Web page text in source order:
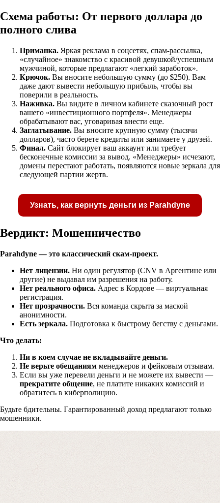
Схема работы: От первого доллара до
полного слива
Приманка. Яркая реклама в соцсетях, спам-рассылка,
«случайное» знакомство с красивой девушкой/успешным
мужчиной, которые предлагают «легкий заработок».
Крючок. Вы вносите небольшую сумму (до $250). Вам
даже дают вывести небольшую прибыль, чтобы вы
поверили в реальность.
Наживка. Вы видите в личном кабинете сказочный рост
вашего «инвестиционного портфеля». Менеджеры
обрабатывают вас, уговаривая внести еще.
Заглатывание. Вы вносите крупную сумму (тысячи
долларов), часто берете кредиты или занимаете у друзей.
Финал. Сайт блокирует ваш аккаунт или требует
бесконечные комиссии за вывод. «Менеджеры» исчезают,
домены перестают работать, появляются новые зеркала для
следующей партии жертв.
Узнать, как вернуть деньги из Parahdyne
Получите бесплатную консультацию по
средств
Форма для пострадавших инвесторов
Вердикт: Мошенничество
Parahdyne — это классический скам-проект.
Нет лицензии. Ни один регулятор (CNV в Аргентине или
другие) не выдавал им разрешения на работу.
Нет реального офиса. Адрес в Кордове — виртуальная
регистрация.
Нет прозрачности. Вся команда скрыта за маской
анонимности.
Есть зеркала. Подготовка к быстрому бегству с деньгами.
Что делать:
Ни в коем случае не вкладывайте деньги.
Не верьте обещаниям менеджеров и фейковым отзывам.
Если вы уже перевели деньги и не можете их вывести —
прекратите общение, не платите никаких комиссий и
обратитесь в киберполицию.
Будьте бдительны. Гарантированный доход предлагают только
мошенники.